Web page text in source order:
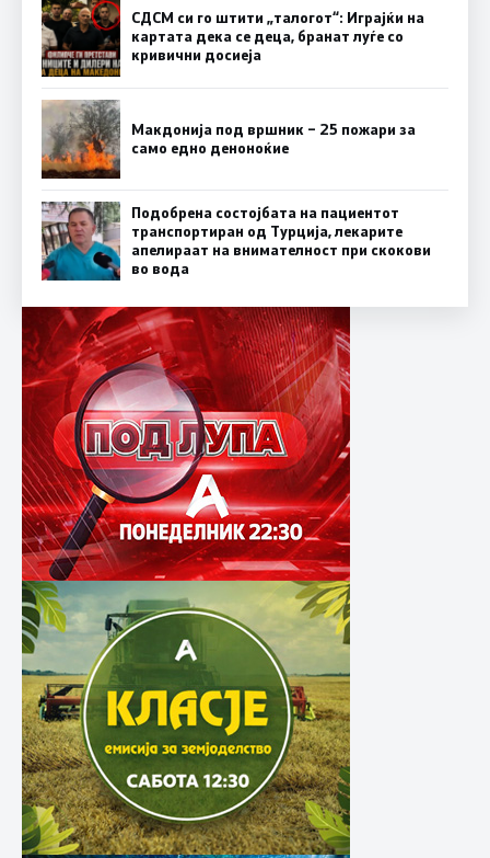
СДСМ си го штити „талогот“: Играјќи на
картата дека се деца, бранат луѓе со
кривични досиеја
Макдонија под вршник – 25 пожари за
само едно деноноќие
Подобрена состојбата на пациентот
транспортиран од Турција, лекарите
апелираат на внимателност при скокови
во вода